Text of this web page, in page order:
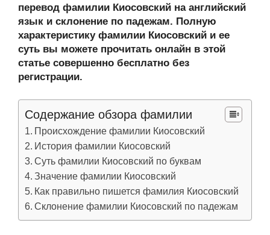
перевод фамилии Киосовский на английский
язык и склонение по падежам. Полную
характеристику фамилии Киосовский и ее
суть вы можете прочитать онлайн в этой
статье совершенно бесплатно без
регистрации.
Содержание обзора фамилии
Происхождение фамилии Киосовский
История фамилии Киосовский
Суть фамилии Киосовский по буквам
Значение фамилии Киосовский
Как правильно пишется фамилия Киосовский
Склонение фамилии Киосовский по падежам